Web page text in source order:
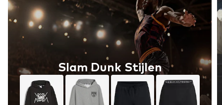
Slam Dunk Stijlen